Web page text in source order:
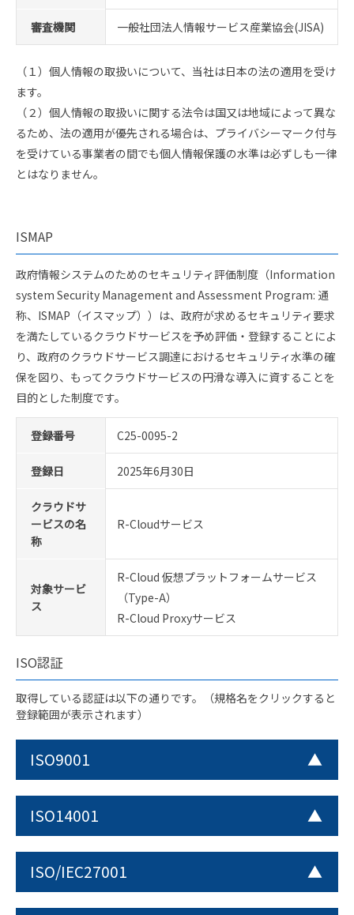
審査機関 一般社団法人情報サービス産業協会(JISA)
（１）個人情報の取扱いについて、当社は日本の法の適用を受け
ます。
（２）個人情報の取扱いに関する法令は国又は地域によって異な
るため、法の適用が優先される場合は、プライバシーマーク付与
を受けている事業者の間でも個人情報保護の水準は必ずしも一律
とはなりません。
ISMAP
政府情報システムのためのセキュリティ評価制度（Information
system Security Management and Assessment Program: 通
称、ISMAP（イスマップ））は、政府が求めるセキュリティ要求
を満たしているクラウドサービスを予め評価・登録することによ
り、政府のクラウドサービス調達におけるセキュリティ水準の確
保を図り、もってクラウドサービスの円滑な導入に資することを
目的とした制度です。
登録番号 C25-0095-2
登録日 2025年6月30日
クラウドサ
ービスの名
称
R-Cloudサービス
対象サービ
ス
R-Cloud 仮想プラットフォームサービス
（Type-A）
R-Cloud Proxyサービス
ISO認証
取得している認証は以下の通りです。（規格名をクリックすると
登録範囲が表示されます）
ISO9001
ISO14001
ISO/IEC27001